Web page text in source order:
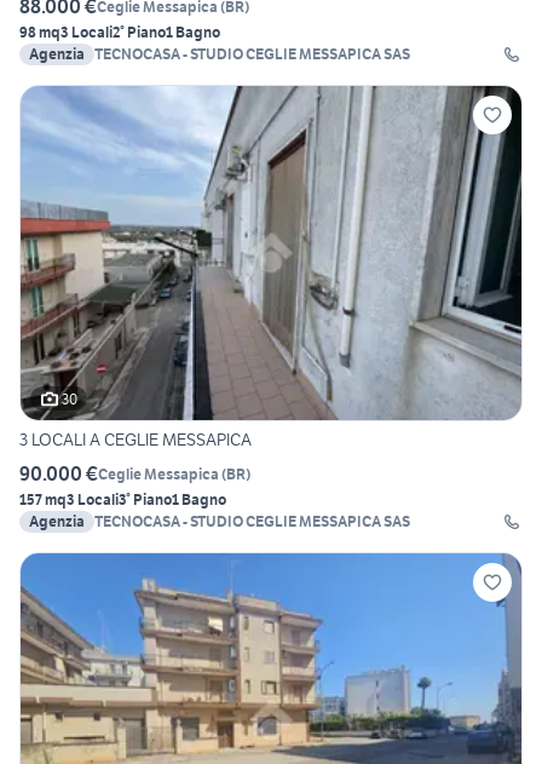
88.000 €Ceglie Messapica (BR)
98 mq3 Locali2° Piano1 Bagno
Agenzia TECNOCASA - STUDIO CEGLIE MESSAPICA SAS
30
3 LOCALI A CEGLIE MESSAPICA
90.000 €Ceglie Messapica (BR)
157 mq3 Locali3° Piano1 Bagno
Agenzia TECNOCASA - STUDIO CEGLIE MESSAPICA SAS